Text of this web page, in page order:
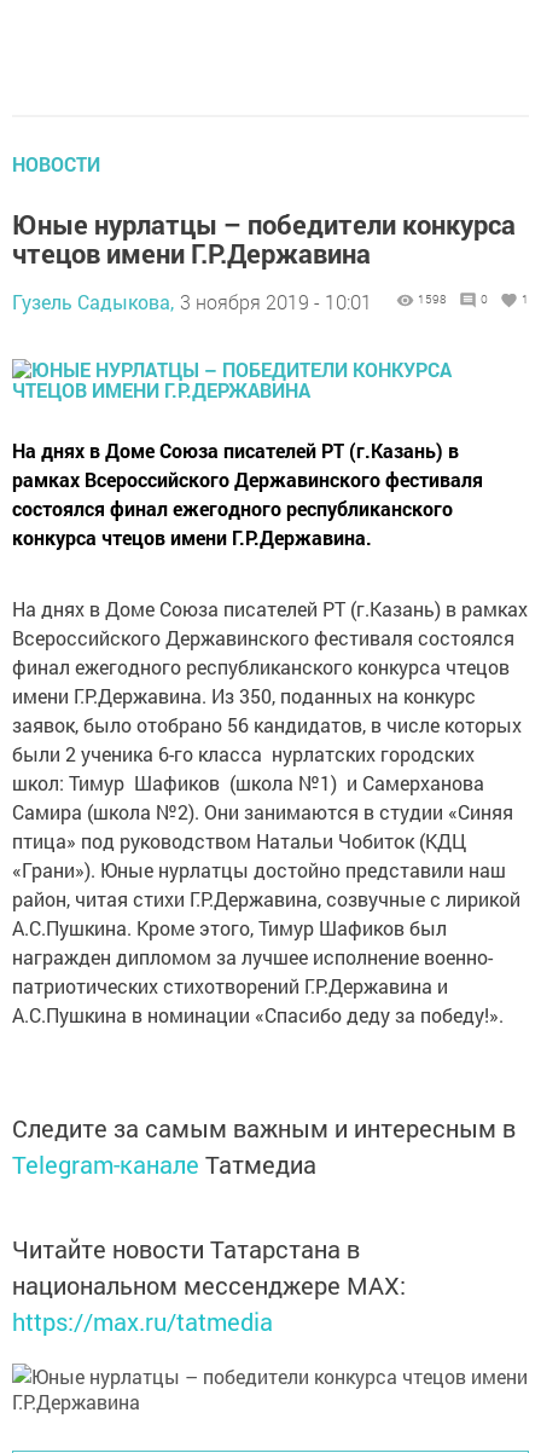
НОВОСТИ
Юные нурлатцы – победители конкурса
чтецов имени Г.Р.Державина
Гузель Садыкова, 3 ноября 2019 - 10:01 1598 0 1
На днях в Доме Союза писателей РТ (г.Казань) в
рамках Всероссийского Державинского фестиваля
состоялся финал ежегодного республиканского
конкурса чтецов имени Г.Р.Державина.
На днях в Доме Союза писателей РТ (г.Казань) в рамках
Всероссийского Державинского фестиваля состоялся
финал ежегодного республиканского конкурса чтецов
имени Г.Р.Державина. Из 350, поданных на конкурс
заявок, было отобрано 56 кандидатов, в числе которых
были 2 ученика 6-го класса нурлатских городских
школ: Тимур Шафиков (школа №1) и Самерханова
Самира (школа №2). Они занимаются в студии «Синяя
птица» под руководством Натальи Чобиток (КДЦ
«Грани»). Юные нурлатцы достойно представили наш
район, читая стихи Г.Р.Державина, созвучные с лирикой
А.С.Пушкина. Кроме этого, Тимур Шафиков был
награжден дипломом за лучшее исполнение военно-
патриотических стихотворений Г.Р.Державина и
А.С.Пушкина в номинации «Спасибо деду за победу!».
Следите за самым важным и интересным в
Telegram-канале Татмедиа
Читайте новости Татарстана в
национальном мессенджере MАХ:
https://max.ru/tatmedia